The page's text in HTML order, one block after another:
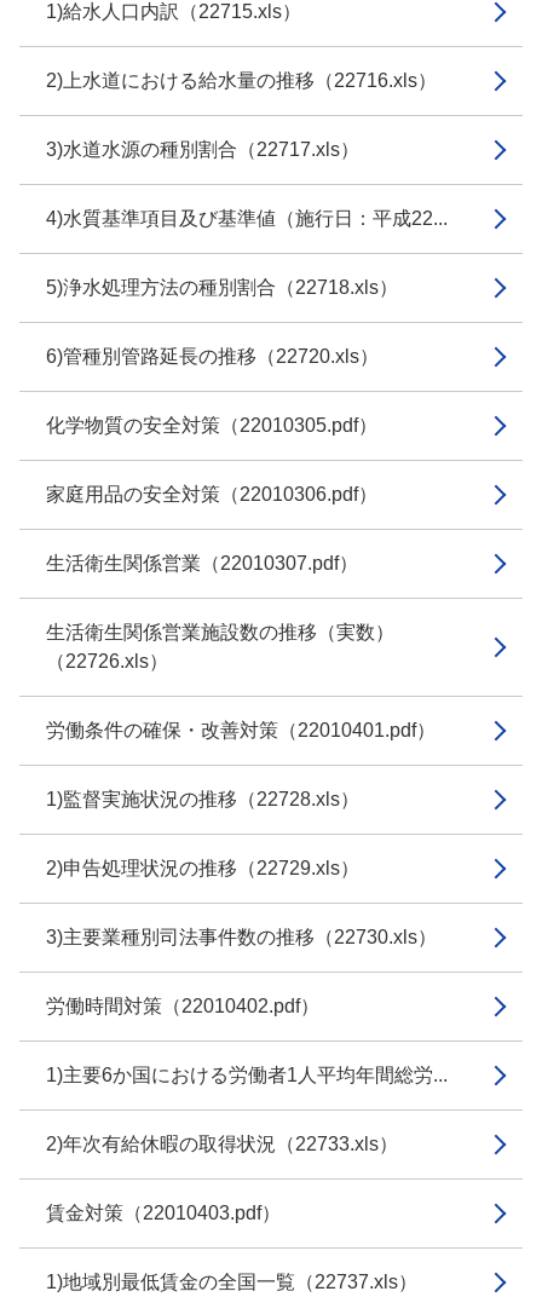
1)給水人口内訳（22715.xls）
2)上水道における給水量の推移（22716.xls）
3)水道水源の種別割合（22717.xls）
4)水質基準項目及び基準値（施行日：平成22...
5)浄水処理方法の種別割合（22718.xls）
6)管種別管路延長の推移（22720.xls）
化学物質の安全対策（22010305.pdf）
家庭用品の安全対策（22010306.pdf）
生活衛生関係営業（22010307.pdf）
生活衛生関係営業施設数の推移（実数）
（22726.xls）
労働条件の確保・改善対策（22010401.pdf）
1)監督実施状況の推移（22728.xls）
2)申告処理状況の推移（22729.xls）
3)主要業種別司法事件数の推移（22730.xls）
労働時間対策（22010402.pdf）
1)主要6か国における労働者1人平均年間総労...
2)年次有給休暇の取得状況（22733.xls）
賃金対策（22010403.pdf）
1)地域別最低賃金の全国一覧（22737.xls）